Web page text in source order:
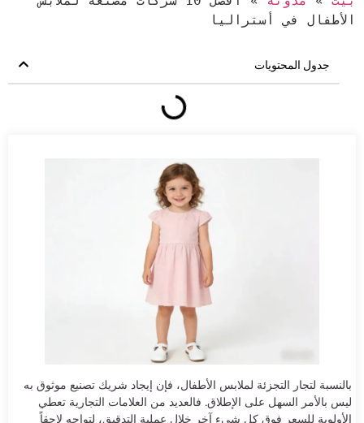
الأطفال في أستراليا
جدول المحتويات
بالنسبة لتجار التجزئة لملابس الأطفال، فإن إيجاد شريك تصنيع موثوق به
ليس بالأمر السهل على الإطلاق. فالعديد من العلامات التجارية تعطي
الأولوية للسعر فوق كل شيء آخر خلال عملية التدقيق، لتواجه لاحقاً